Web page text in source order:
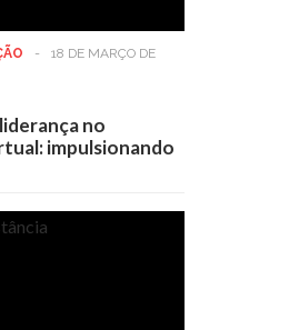
-
18 DE MARÇO DE
no
impulsionando